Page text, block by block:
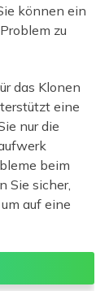
können ein
zu
das Klonen
eine
nur die
beim
Sie sicher,
auf eine